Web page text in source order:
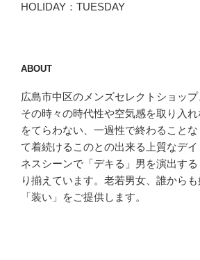
HOLIDAY：TUESDAY
ABOUT
広島市中区のメンズセレクトショップ
その時々の時代性や空気感を取り入
をてらわない、一過性で終わること
て着続けるこのとの出来る上質なデ
ネスシーンで「デキる」男を演出す
り揃えています。老若男女、誰から
「装い」をご提供します。